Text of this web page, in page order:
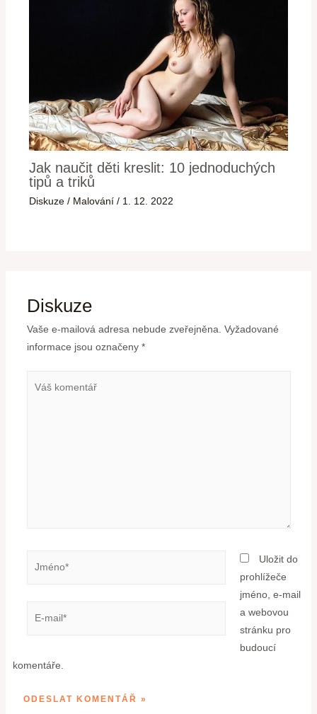
Jak naučit děti kreslit: 10 jednoduchých
tipů a triků
Diskuze / Malování / 1. 12. 2022
Diskuze
Vaše e-mailová adresa nebude zveřejněna. Vyžadované
informace jsou označeny *
Uložit do
prohlížeče
jméno, e-mail
a webovou
stránku pro
budoucí
komentáře.